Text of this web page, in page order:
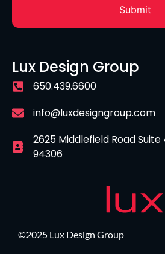
Lux Design Group
650.439.6600
info@luxdesigngroup.com
2625 Middlefield Road
94306
©2025 Lux Design Group